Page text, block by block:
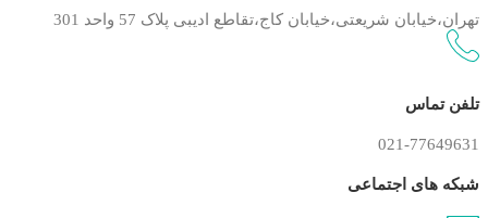
تهران،خیابان شریعتی،خیابان کاج،تقاطع ادیبی پلاک 57 واحد 301
تلفن تماس
021-77649631
شبکه های اجتماعی